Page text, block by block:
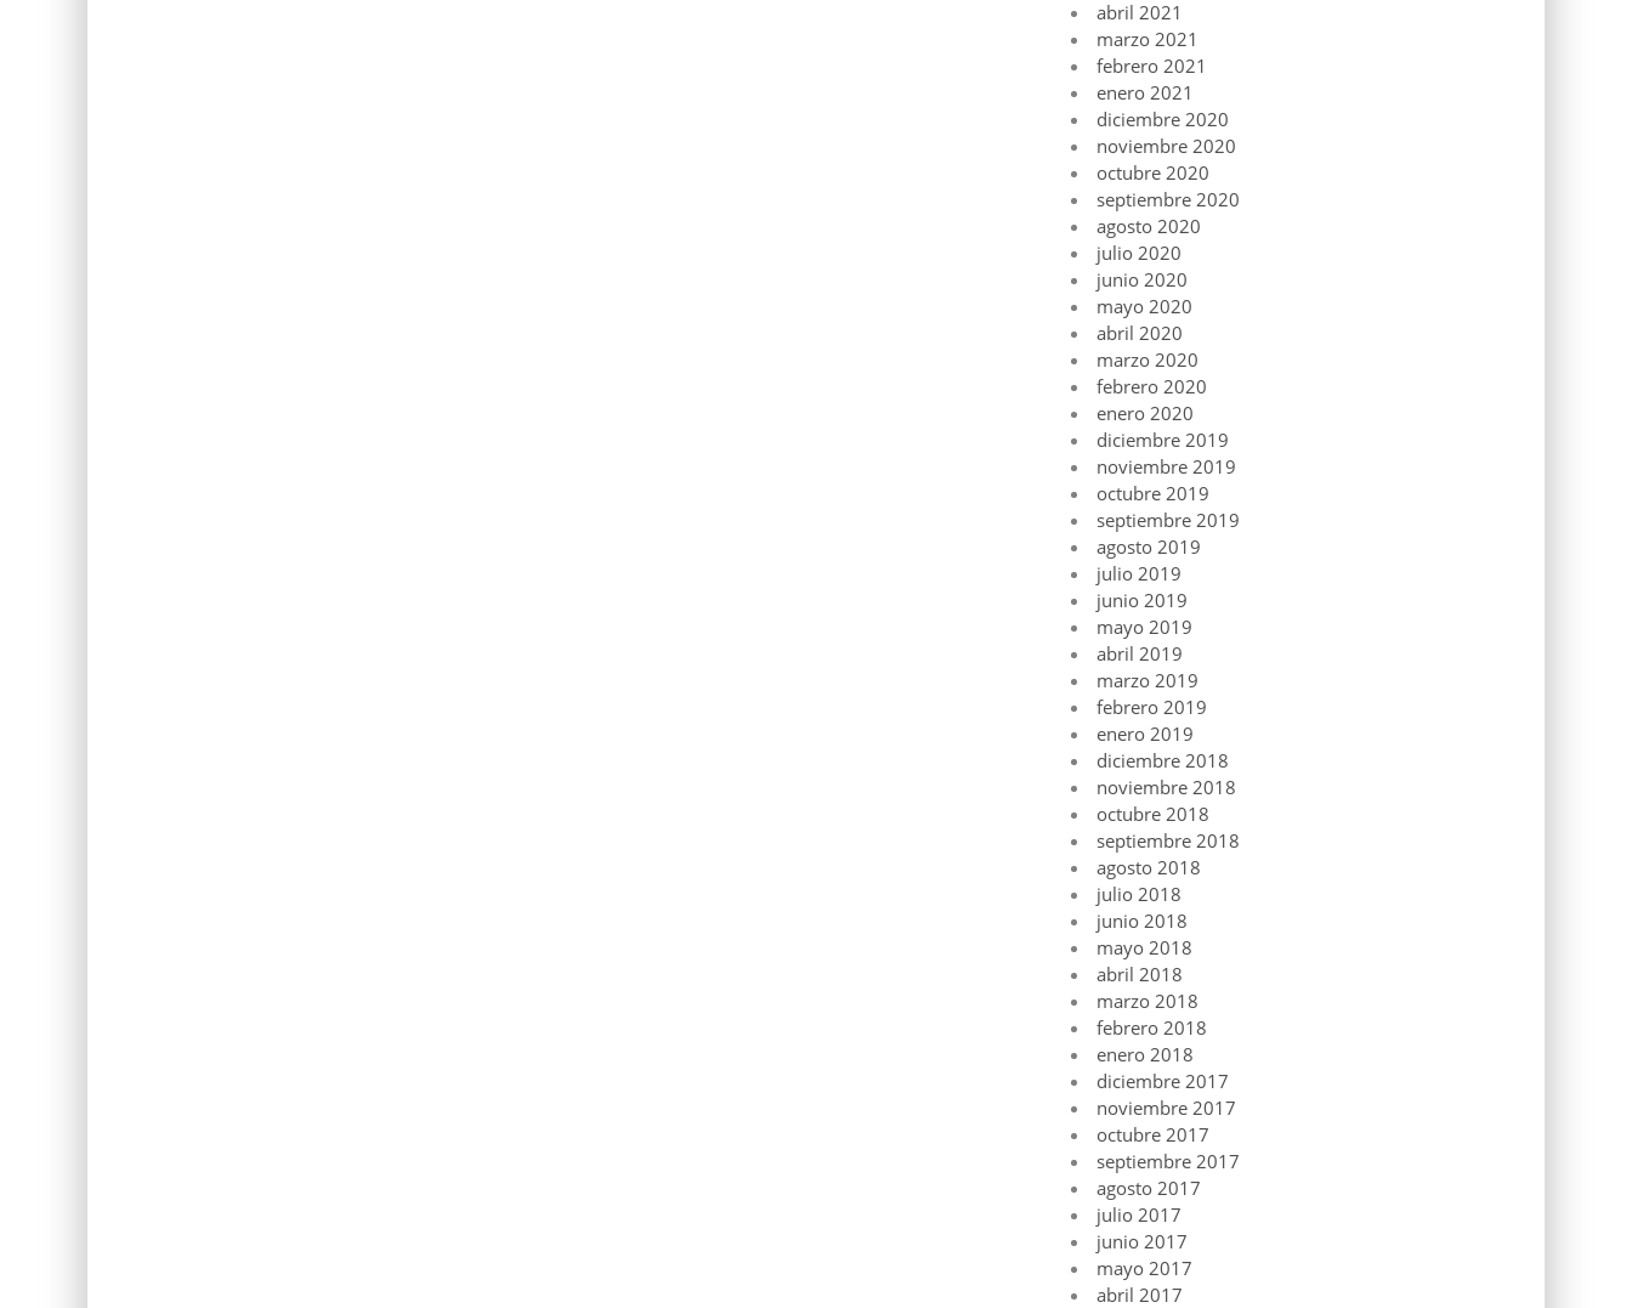
abril 2021
marzo 2021
febrero 2021
enero 2021
diciembre 2020
noviembre 2020
octubre 2020
septiembre 2020
agosto 2020
julio 2020
junio 2020
mayo 2020
abril 2020
marzo 2020
febrero 2020
enero 2020
diciembre 2019
noviembre 2019
octubre 2019
septiembre 2019
agosto 2019
julio 2019
junio 2019
mayo 2019
abril 2019
marzo 2019
febrero 2019
enero 2019
diciembre 2018
noviembre 2018
octubre 2018
septiembre 2018
agosto 2018
julio 2018
junio 2018
mayo 2018
abril 2018
marzo 2018
febrero 2018
enero 2018
diciembre 2017
noviembre 2017
octubre 2017
septiembre 2017
agosto 2017
julio 2017
junio 2017
mayo 2017
abril 2017